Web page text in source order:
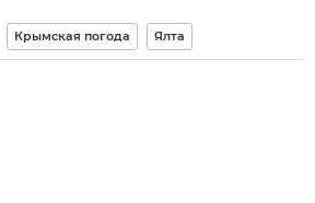
Крымская погода Ялта